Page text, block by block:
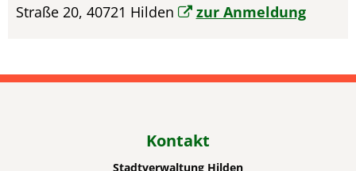
Straße 20, 40721 Hilden
zur Anmeldung
Kontakt
Stadtverwaltung Hilden